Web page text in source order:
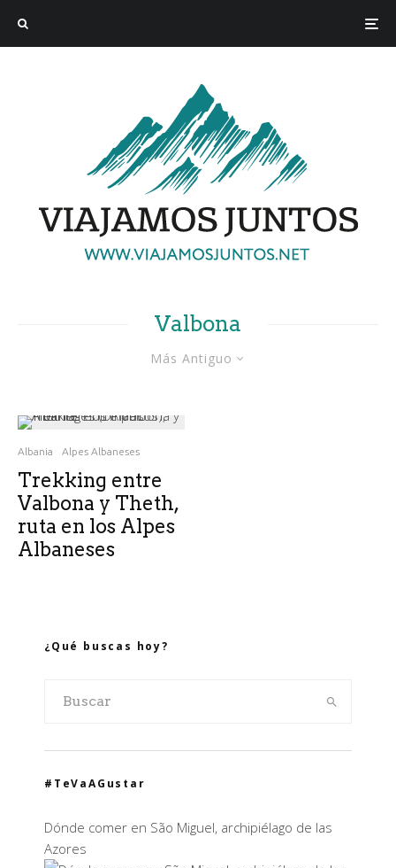
Valbona
Más Antiguo
Albania Alpes Albaneses
Trekking entre
Valbona y Theth,
ruta en los Alpes
Albaneses
¿Qué buscas hoy?
#TeVaAGustar
Dónde comer en São Miguel, archipiélago de las
Azores